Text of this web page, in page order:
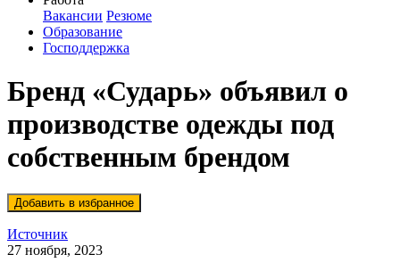
Вакансии Резюме
Образование
Господдержка
Бренд «Сударь» объявил о
производстве одежды под
собственным брендом
Источник
27 ноября, 2023